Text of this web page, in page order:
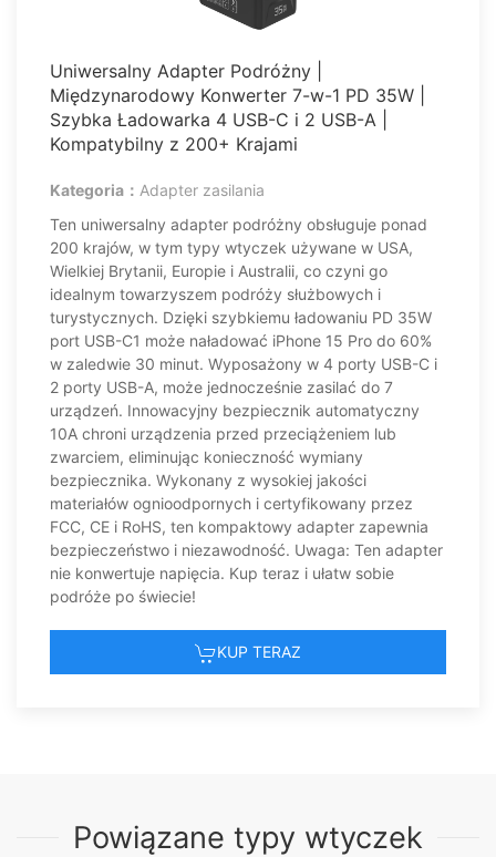
Antigua i Barbuda
Wyspy Turks i Caicos
Saint Vincent i Grenadyny
Wyspy Dziewicze USA
Antyle Holenderskie
Montserrat
Kuba
Brytyjskie Wyspy Dziewicze
Anguilla
Stany Zjednoczone
Kanada
Uniwersalny Adapter Podróżny |
Międzynarodowy Konwerter 7-w-1 PD 35W |
Szybka Ładowarka 4 USB-C i 2 USB-A |
Kompatybilny z 200+ Krajami
Kategoria： Adapter zasilania
Ten uniwersalny adapter podróżny obsługuje ponad
200 krajów, w tym typy wtyczek używane w USA,
Wielkiej Brytanii, Europie i Australii, co czyni go
idealnym towarzyszem podróży służbowych i
turystycznych. Dzięki szybkiemu ładowaniu PD 35W
port USB-C1 może naładować iPhone 15 Pro do 60%
w zaledwie 30 minut. Wyposażony w 4 porty USB-C i
2 porty USB-A, może jednocześnie zasilać do 7
urządzeń. Innowacyjny bezpiecznik automatyczny
10A chroni urządzenia przed przeciążeniem lub
zwarciem, eliminując konieczność wymiany
bezpiecznika. Wykonany z wysokiej jakości
materiałów ognioodpornych i certyfikowany przez
FCC, CE i RoHS, ten kompaktowy adapter zapewnia
bezpieczeństwo i niezawodność. Uwaga: Ten adapter
nie konwertuje napięcia. Kup teraz i ułatw sobie
podróże po świecie!
KUP TERAZ
Powiązane typy wtyczek